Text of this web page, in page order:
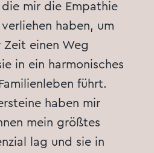
mir die Empathie
haben, um
Zeit einen Weg
in ein harmonisches
führt.
haben mir
mein größtes
lag und sie in